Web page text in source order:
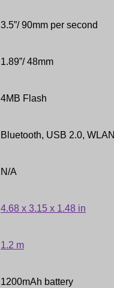
3.5”/ 90mm per second
1.89”/ 48mm
4MB Flash
Bluetooth, USB 2.0, WLAN
N/A
4.68 x 3.15 x 1.48 in
1.2 m
1200mAh battery